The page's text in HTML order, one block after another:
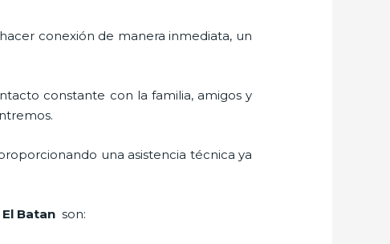
conexión de manera inmediata, un
constante con la familia, amigos y
una asistencia técnica ya
El Batanson: